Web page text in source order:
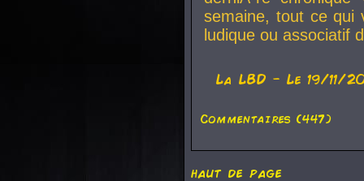
semaine, tout ce qui
ludique ou associatif
La LBD - Le 19/11/
Commentaires (447)
haut de page